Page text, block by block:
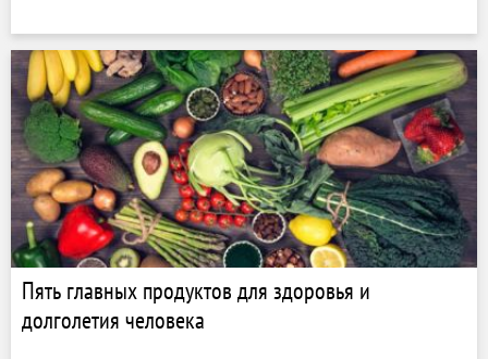
Пять главных продуктов для здоровья и
долголетия человека